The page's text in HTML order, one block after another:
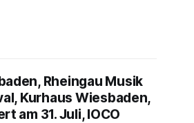
Rheingau Musik
Kurhaus Wiesbaden,
am 31. Juli, IOCO